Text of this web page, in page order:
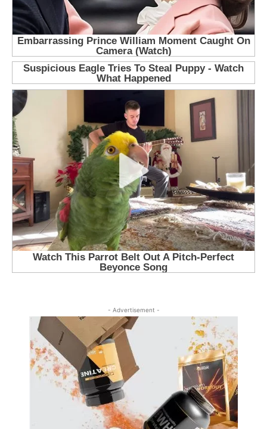
- Advertisement -